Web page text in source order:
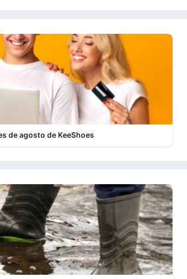
de agosto de KeeShoes